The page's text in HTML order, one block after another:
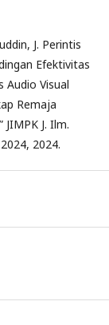
J. Perintis
Efektivitas
Audio Visual
Remaja
J. Ilm.
2024.